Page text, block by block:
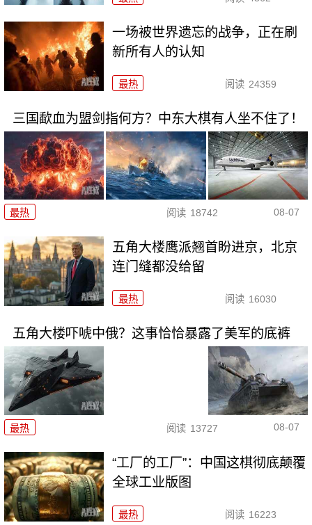
一场被世界遗忘的战争，正在刷
新所有人的认知
最热 阅读 24359
三国歃血为盟剑指何方？中东大棋有人坐不住了！
最热 阅读 18742 08-07
五角大楼鹰派翘首盼进京，北京
连门缝都没给留
最热 阅读 16030
五角大楼吓唬中俄？这事恰恰暴露了美军的底裤
最热 阅读 13727 08-07
“工厂的工厂”：中国这棋彻底颠覆
全球工业版图
最热 阅读 16223